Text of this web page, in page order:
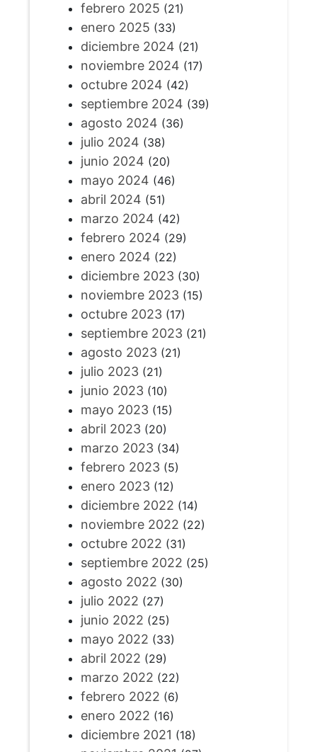
febrero 2025 (21)
enero 2025 (33)
diciembre 2024 (21)
noviembre 2024 (17)
octubre 2024 (42)
septiembre 2024 (39)
agosto 2024 (36)
julio 2024 (38)
junio 2024 (20)
mayo 2024 (46)
abril 2024 (51)
marzo 2024 (42)
febrero 2024 (29)
enero 2024 (22)
diciembre 2023(30)
noviembre 2023(15)
octubre 2023(17)
septiembre 2023(21)
agosto 2023(21)
julio 2023(21)
junio 2023(10)
mayo 2023(15)
abril 2023(20)
marzo 2023(34)
febrero 2023(5)
enero 2023(12)
diciembre 2022 (14)
noviembre 2022 (22)
octubre 2022 (31)
septiembre 2022 (25)
agosto 2022 (30)
julio 2022 (27)
junio 2022 (25)
mayo 2022 (33)
abril 2022 (29)
marzo 2022 (22)
febrero 2022 (6)
enero 2022 (16)
diciembre 2021 (18)